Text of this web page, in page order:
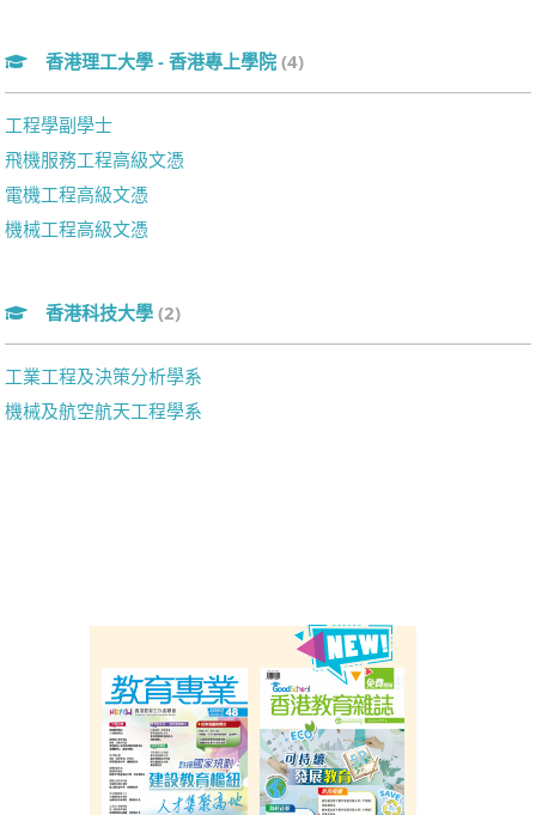
香港理工大學 - 香港專上學院 (4)
工程學副學士
飛機服務工程高級文憑
電機工程高級文憑
機械工程高級文憑
香港科技大學 (2)
工業工程及決策分析學系
機械及航空航天工程學系